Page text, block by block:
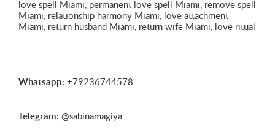
love spell Miami, permanent love spell Miami, remove spell
Miami, relationship harmony Miami, love attachment
Miami, return husband Miami, return wife Miami, love ritual
Whatsapp: +79236744578
Telegram: @sabinamagiya